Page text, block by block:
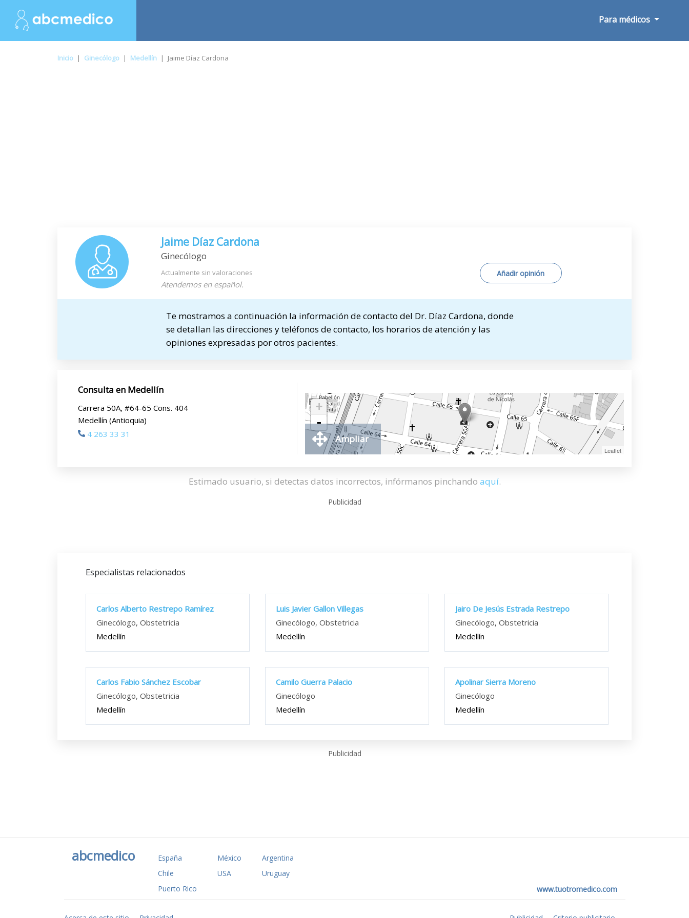
Para médicos
Inicio | Ginecólogo | Medellín | Jaime Díaz Cardona
Jaime Díaz Cardona
Ginecólogo
Actualmente sin valoraciones
Atendemos en español.
Añadir opinión
Te mostramos a continuación la información de contacto del Dr. Díaz Cardona, donde
se detallan las direcciones y teléfonos de contacto, los horarios de atención y las
opiniones expresadas por otros pacientes.
Consulta en Medellín
Carrera 50A, #64-65 Cons. 404
Medellín (Antioquia)
4 263 33 31
+
-
Leaflet
Ampliar
Estimado usuario, si detectas datos incorrectos, infórmanos pinchando aquí.
Publicidad
Especialistas relacionados
Carlos Alberto Restrepo Ramírez
Ginecólogo, Obstetricia
Medellín
Luis Javier Gallon Villegas
Ginecólogo, Obstetricia
Medellín
Jairo De Jesús Estrada Restrepo
Ginecólogo, Obstetricia
Medellín
Carlos Fabio Sánchez Escobar
Ginecólogo, Obstetricia
Medellín
Camilo Guerra Palacio
Ginecólogo
Medellín
Apolinar Sierra Moreno
Ginecólogo
Medellín
Publicidad
abcmedico España México
Argentina
Chile
USA
Uruguay
Puerto Rico
www.tuotromedico.com